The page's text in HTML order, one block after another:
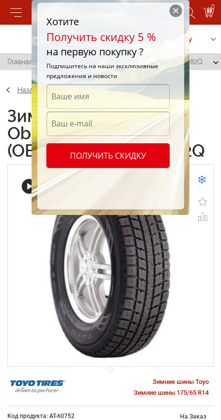
0
Позвонить Заказать услугу
Главная / Toyo Observe Garit Gsi5 (OBGS5) 175/65 R14 82Q
Назад
Зимние шины Toyo
Observe Garit Gsi5
(OBGS5) 175/65 R14 82Q
Зимние шины Toyo
Зимние шины 175/65 R14
Код продукта: AT-60752 На Заказ
Хотите
Получить скидку 5 %
на первую покупку ?
Подпишитесь на наши эксклюзивные
предложения и новости
ПОЛУЧИТЬ СКИДКУ